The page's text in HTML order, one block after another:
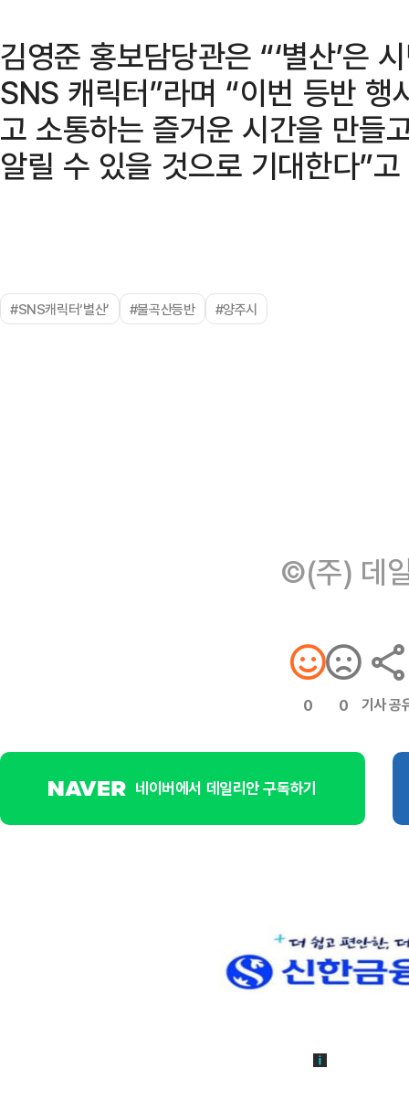
김영준 홍보담당관은 “‘별산’은
SNS 캐릭터”라며 “이번 등반 행
고 소통하는 즐거운 시간을 만들
알릴 수 있을 것으로 기대한다”
#SNS캐릭터‘별산’ #불곡산등반 #양주시
©(주) 데
0 0 기사 공
네이버에서 데일리안 구독하기